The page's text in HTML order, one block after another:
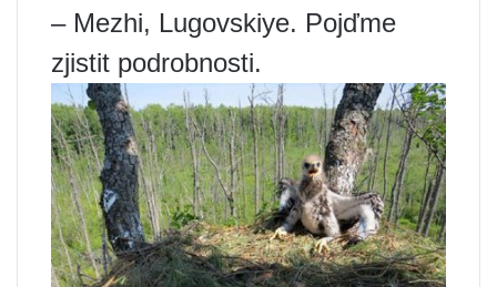
– Mezhi, Lugovskiye. Pojďme
zjistit podrobnosti.